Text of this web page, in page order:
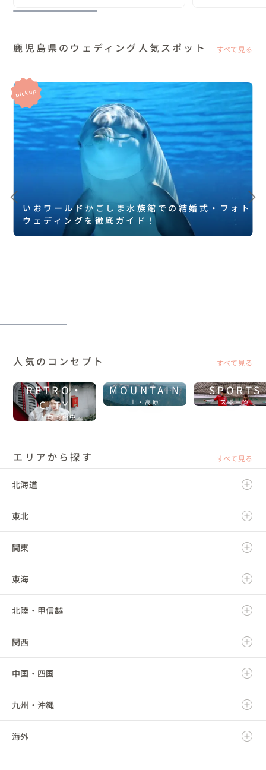
鹿児島県のウェディング人気スポット すべて見る
いおワールドかごしま水族館での結婚式・フォト
ウェディングを徹底ガイド！
人気のコンセプト すべて見る
RETRO・
CITY
レトロ・街中
MOUNTAIN
山・高原
SPORTS
スポーツ
エリアから探す すべて見る
北海道
北海道
東北
青森県
岩手県
宮城県
秋田県
山形県
福島県
関東
茨城県
栃木県
群馬県
埼玉県
千葉県
東京都
東海
岐阜県
静岡県
愛知県
三重県
北陸・甲信越
新潟県
富山県
石川県
福井県
関西
滋賀県
京都府
大阪府
中国・四国
鳥取県
島根県
九州・沖縄
福岡県
海外